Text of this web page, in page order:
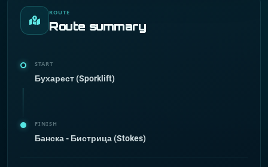
ROUTE
Route summary
START
Бухарест (Sporklift)
FINISH
Банска - Бистрица (Stokes)